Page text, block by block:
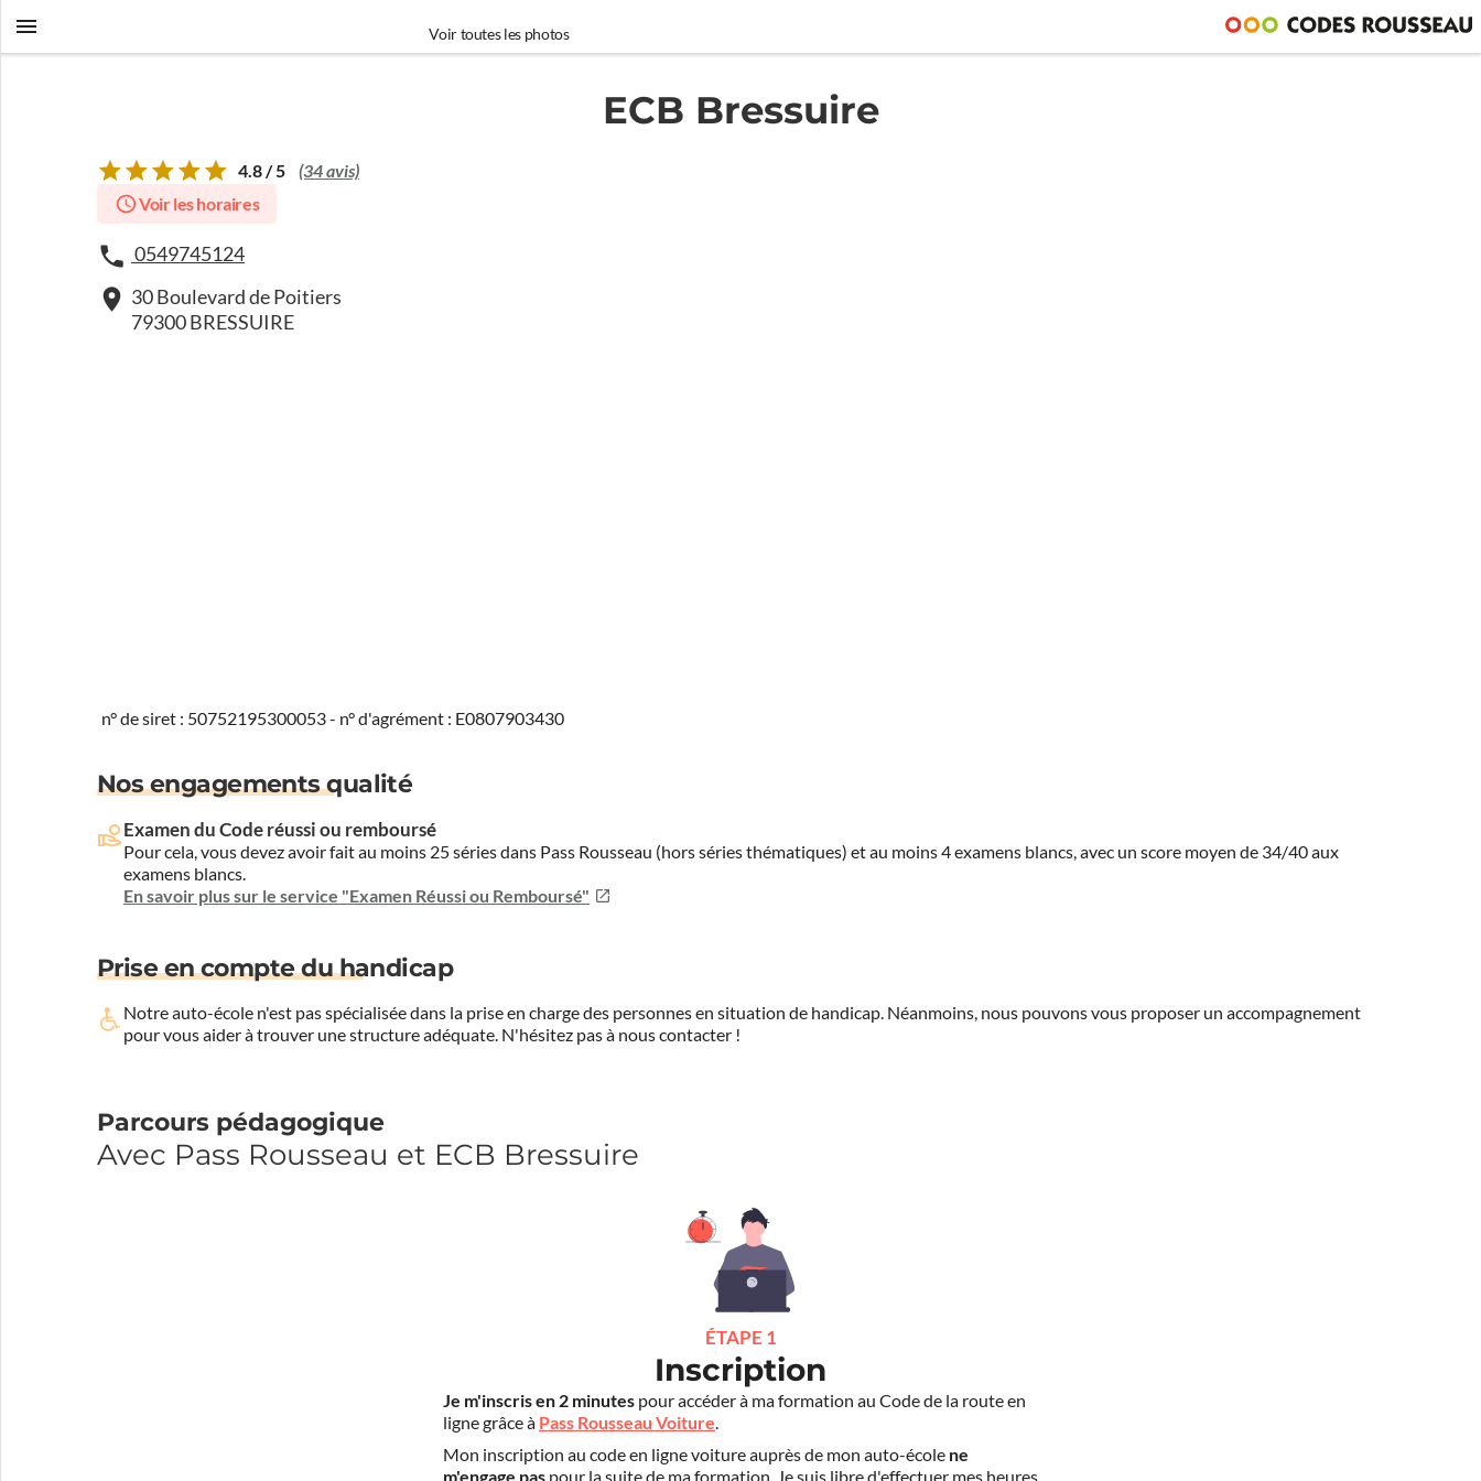
Voir toutes les photos
ECB Bressuire
4.8 / 5 (34 avis)
Voir les horaires
0549745124
30 Boulevard de Poitiers
79300 BRESSUIRE
n° de siret : 50752195300053 - n° d'agrément : E0807903430
Nos engagements qualité
Examen du Code réussi ou remboursé
Pour cela, vous devez avoir fait au moins 25 séries dans Pass Rousseau (hors séries thématiques) et au moins 4 examens blancs, avec un score moyen de 34/40 aux
examens blancs.
En savoir plus sur le service "Examen Réussi ou Remboursé"
Prise en compte du handicap
Notre auto-école n'est pas spécialisée dans la prise en charge des personnes en situation de handicap. Néanmoins, nous pouvons vous proposer un accompagnement
pour vous aider à trouver une structure adéquate. N'hésitez pas à nous contacter !
Parcours pédagogique
Avec Pass Rousseau et ECB Bressuire
ÉTAPE 1
Inscription
Je m'inscris en 2 minutes pour accéder à ma formation au Code de la route en
ligne grâce à Pass Rousseau Voiture.
Mon inscription au code en ligne voiture auprès de mon auto-école ne